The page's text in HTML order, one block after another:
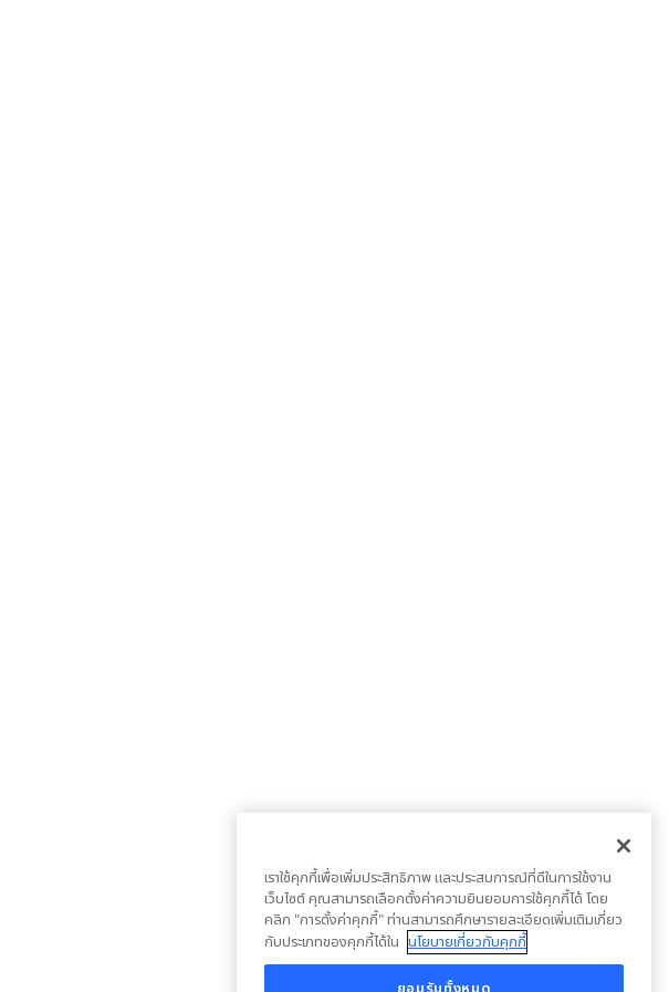
เราใช้คุกกี้เพื่อเพิ่มประสิทธิภาพ และประสบการณ์ที่ดีในการใช้งาน
เว็บไซต์ คุณสามารถเลือกตั้งค่าความยินยอมการใช้คุกกี้ได้ โดย
คลิก "การตั้งค่าคุกกี้" ท่านสามารถศึกษารายละเอียดเพิ่มเติมเกี่ยว
กับประเภทของคุกกี้ได้ใน นโยบายเกี่ยวกับคุกกี้